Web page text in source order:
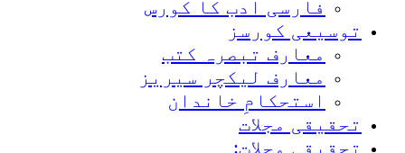
فارسی ادب کا کورس
توسیعی کورسز
معارف تبصرہ کتب
معارف لیکچر سیریز
استحکامِ خاندان
تحقیقی مجلات
تحقیقی مجلات: